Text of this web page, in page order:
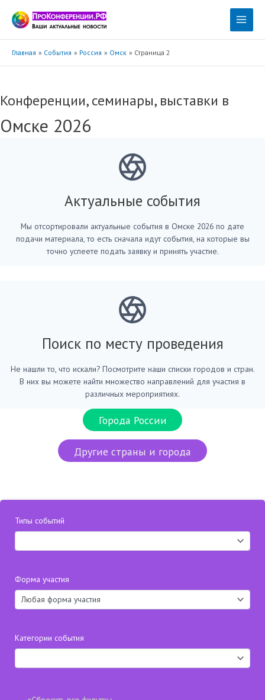
содержимому
Main
Главная События Россия Омск Страница 2
Конференции, семинары, выставки в
Омске 2026
Актуальные события
Мы отсортировали актуальные события в Омске 2026 по дате
подачи материала, то есть сначала идут события, на которые вы
точно успеете подать заявку и принять участие.
Поиск по месту проведения
Не нашли то, что искали? Посмотрите наши списки городов и стран.
В них вы можете найти множество направлений для участия в
различных мероприятиях.
Города России
Другие страны и города
Типы событий
Форма участия
Категории события